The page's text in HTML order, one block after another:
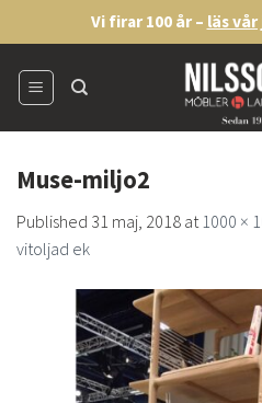
to
content
Vi firar 100 år – läs
Muse-miljo2
Published 31 maj, 2018 at1000 ×
vitoljad ek